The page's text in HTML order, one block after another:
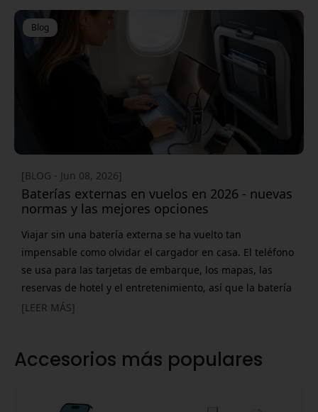
que Apple saque una pantalla táctil para tu Mac. Hay
varias pantallas externas que funcionan muy bien con
MacBook y Mac mini y, para algunos flujos de trabajo,
Blog
[BLOG - Jun 08, 2026]
Baterías externas en vuelos en 2026 - nuevas
normas y las mejores opciones
Viajar sin una batería externa se ha vuelto tan
impensable como olvidar el cargador en casa. El teléfono
se usa para las tarjetas de embarque, los mapas, las
reservas de hotel y el entretenimiento, así que la batería
suele trabajar mucho durante el viaje. Al mismo tiempo,
y autoridades aeronáuticas han reforzado sus directrices
[LEER MÁS]
Accesorios más populares